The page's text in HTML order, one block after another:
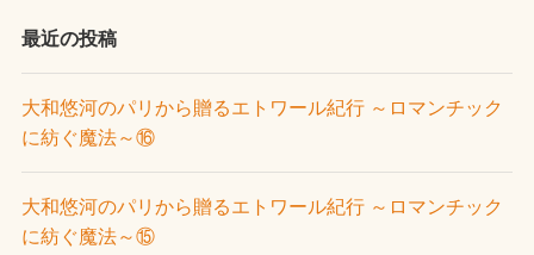
最近の投稿
大和悠河のパリから贈るエトワール紀行 ～ロマンチック
に紡ぐ魔法～⑯
大和悠河のパリから贈るエトワール紀行 ～ロマンチック
に紡ぐ魔法～⑮